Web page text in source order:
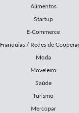
Alimentos
Startup
E-Commerce
Franquias / Redes de
Moda
Moveleiro
Saúde
Turismo
Mercopar